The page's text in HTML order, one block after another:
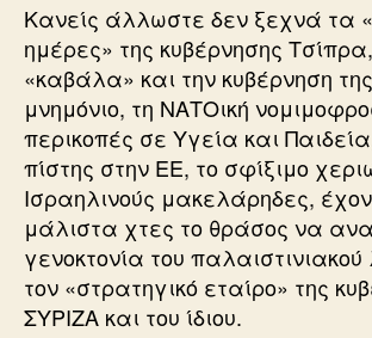
Κανείς άλλωστε δεν ξεχνά τα
ημέρες» της κυβέρνησης
«καβάλα» και την κυβέρνηση
μνημόνιο, τη ΝΑΤΟική
περικοπές σε Υγεία και
πίστης στην ΕΕ, το σφίξιμο
Ισραηλινούς μακελάρηδες,
μάλιστα χτες το θράσος να
γενοκτονία του
τον «στρατηγικό εταίρο» της
ΣΥΡΙΖΑ και του ίδιου.